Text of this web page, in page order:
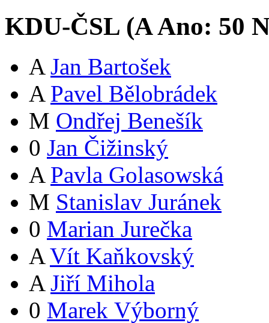
KDU-ČSL (AAno: 50
A Jan Bartošek
A Pavel Bělobrádek
M Ondřej Benešík
0 Jan Čižinský
A Pavla Golasowská
M Stanislav Juránek
0 Marian Jurečka
A Vít Kaňkovský
A Jiří Mihola
0 Marek Výborný